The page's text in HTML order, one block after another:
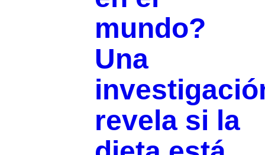
mundo?
Una
revela si la